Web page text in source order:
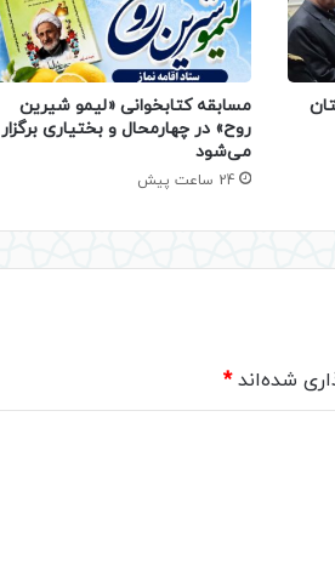
مسابقه کتابخوانی «لیمو شیرین
روح» در چهارمحال و بختیاری برگزار
می‌شود
24 ساعت پیش
شده‌اند*